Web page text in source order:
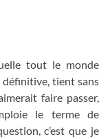
tout le monde
tient sans
faire passer,
le terme de
c’est que je